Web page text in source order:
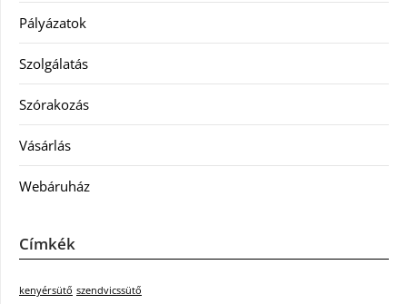
Pályázatok
Szolgálatás
Szórakozás
Vásárlás
Webáruház
Címkék
kenyérsütő szendvicssütő